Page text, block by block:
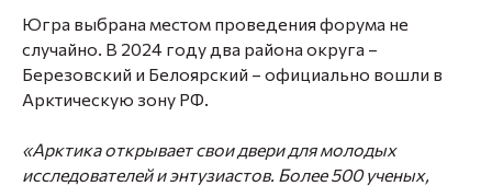
Югра выбрана местом проведения форума не
случайно. В 2024 году два района округа –
Березовский и Белоярский – официально вошли в
Арктическую зону РФ.
«Арктика открывает свои двери для молодых
исследователей и энтузиастов. Более 500 ученых,